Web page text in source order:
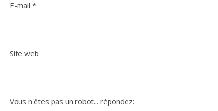
E-mail *
Site web
Vous n'êtes pas un robot... répondez: